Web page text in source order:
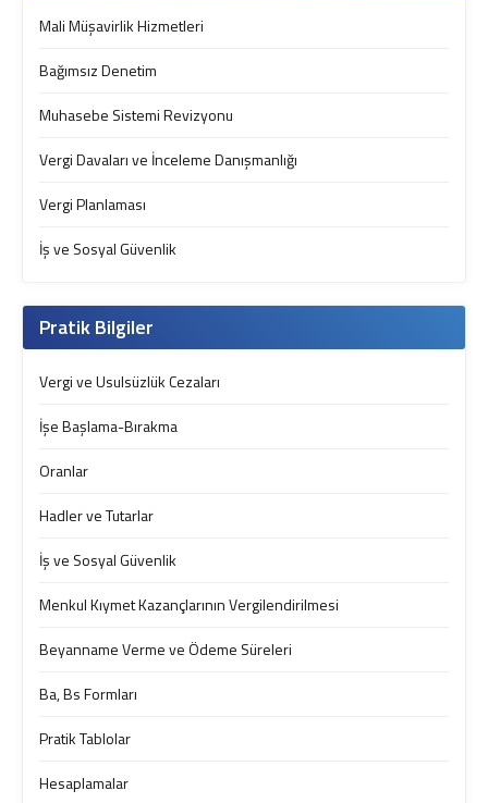
Mali Müşavirlik Hizmetleri
Bağımsız Denetim
Muhasebe Sistemi Revizyonu
Vergi Davaları ve İnceleme Danışmanlığı
Vergi Planlaması
İş ve Sosyal Güvenlik
Pratik Bilgiler
Vergi ve Usulsüzlük Cezaları
İşe Başlama-Bırakma
Oranlar
Hadler ve Tutarlar
İş ve Sosyal Güvenlik
Menkul Kıymet Kazançlarının Vergilendirilmesi
Beyanname Verme ve Ödeme Süreleri
Ba, Bs Formları
Pratik Tablolar
Hesaplamalar